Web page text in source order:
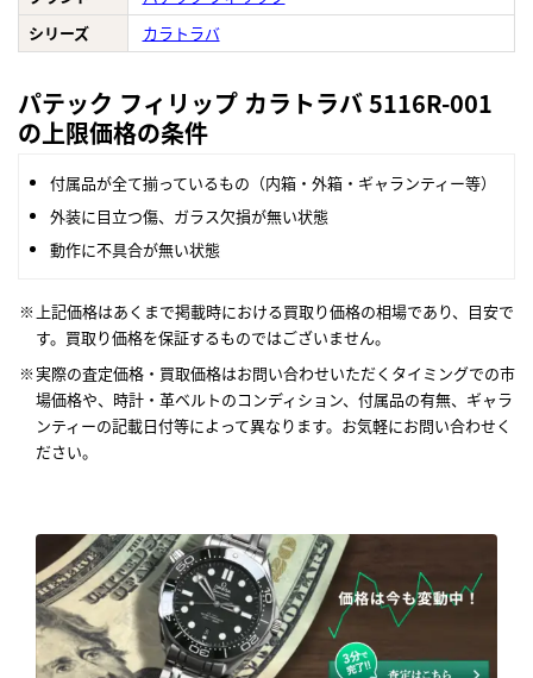
シリーズ
カラトラバ
パテック フィリップ カラトラバ 5116R-001
の上限価格の条件
付属品が全て揃っているもの（内箱・外箱・ギャランティー等）
外装に目立つ傷、ガラス欠損が無い状態
動作に不具合が無い状態
上記価格はあくまで掲載時における買取り価格の相場であり、目安で
す。買取り価格を保証するものではございません。
実際の査定価格・買取価格はお問い合わせいただくタイミングでの市
場価格や、時計・革ベルトのコンディション、付属品の有無、ギャラ
ンティーの記載日付等によって異なります。お気軽にお問い合わせく
ださい。